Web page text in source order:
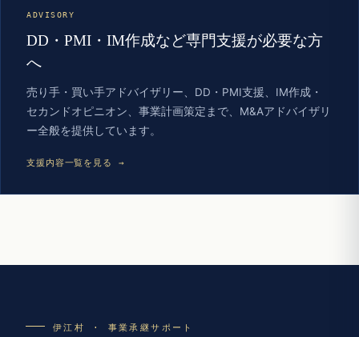
ADVISORY
DD・PMI・IM作成など専門支援が必要な方
へ
売り手・買い手アドバイザリー、DD・PMI支援、IM作成・
セカンドオピニオン、事業計画策定まで、M&Aアドバイザリ
ー全般を提供しています。
支援内容一覧を見る →
伊江村 · 事業承継サポート